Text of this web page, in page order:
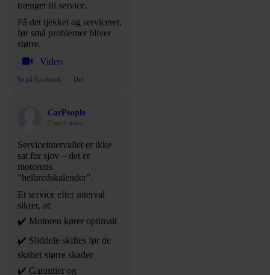
trænger til service.
Få det tjekket og serviceret,
før små problemer bliver
større.
Video
Se på Facebook · Del
CarPeople
2 uger siden
Serviceintervallet er ikke
sat for sjov – det er
motorens
“helbredskalender”.
Et service efter interval
sikrer, at:
✔️ Motoren kører optimalt
✔️ Sliddele skiftes før de
skaber større skader
✔️ Garantier og